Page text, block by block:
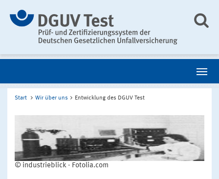
Start Wir über uns Entwicklung des DGUV Test
© industrieblick - Fotolia.com